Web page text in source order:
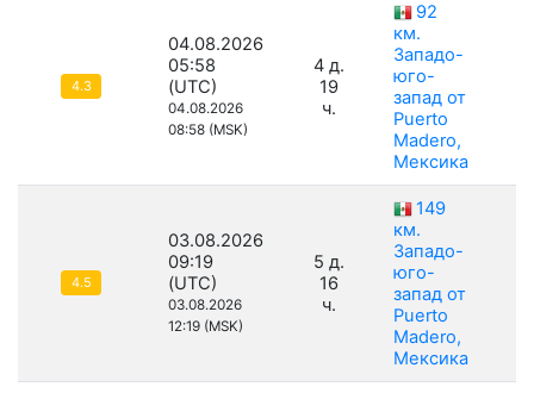
4.3
04.08.2026
05:58
(UTC)
04.08.2026
08:58 (MSK)
4 д.
19
ч.
92
км.
Западо-
юго-
запад от
Puerto
Madero,
Мексика
4.5
03.08.2026
09:19
(UTC)
03.08.2026
12:19 (MSK)
5 д.
16
ч.
149
км.
Западо-
юго-
запад от
Puerto
Madero,
Мексика